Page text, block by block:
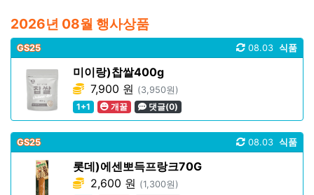
2026년 08월 행사상품
GS25 식품
08.03
미이랑)찹쌀400g
7,900 원 (3,950원)
1+1
개꿀 댓글(0)
GS25 식품
08.03
롯데)에센뽀득프랑크70G
2,600 원 (1,300원)